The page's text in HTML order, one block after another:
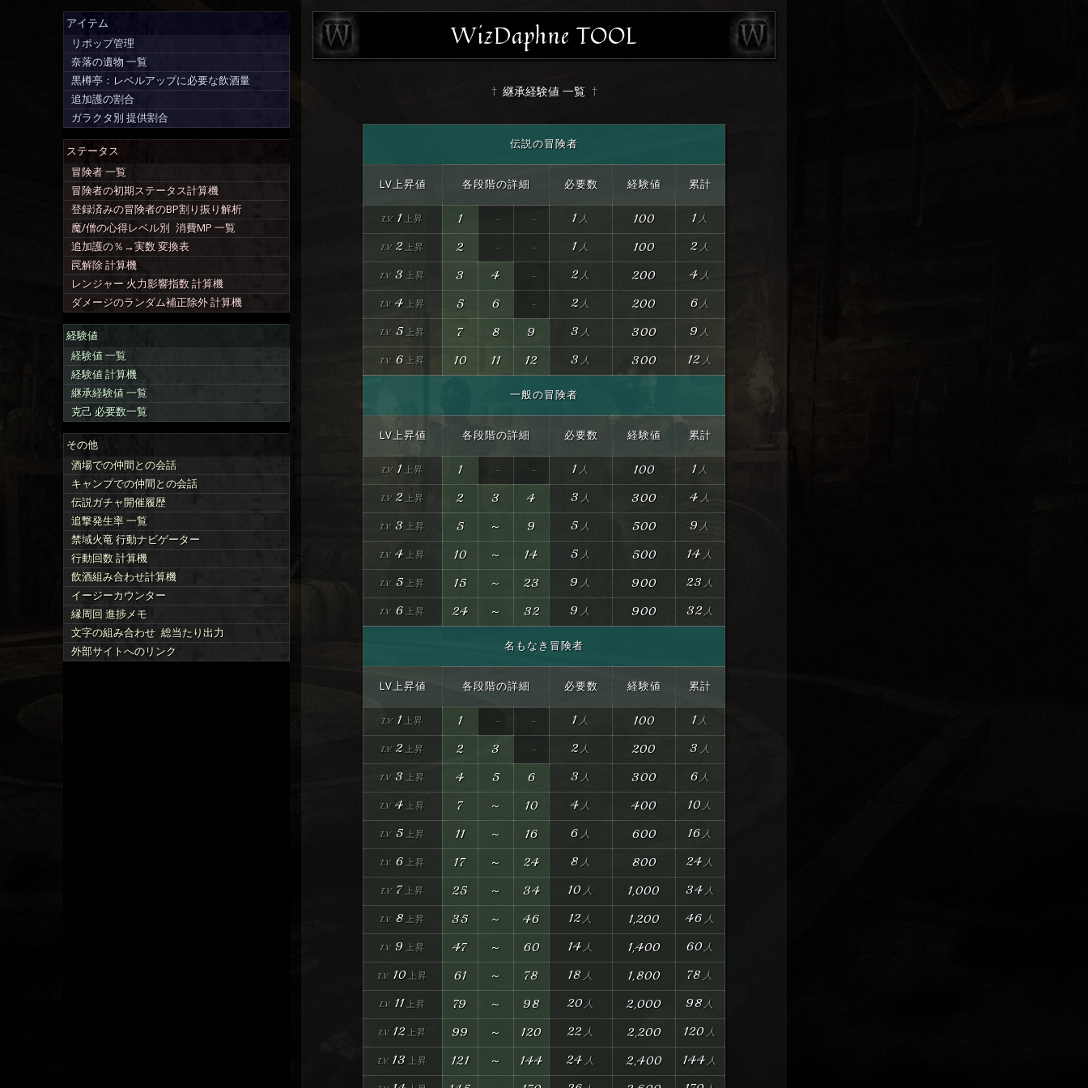
WizDaphne TOOL
アイテム
リポップ管理
奈落の遺物 一覧
黒樽亭 ：レベルアップに必要な飲酒量
追加護の割合
ガラクタ別提供割合
ステータス
冒険者 一覧
冒険者の初期ステータス計算機
登録済みの冒険者のBP割り振り解析
魔/僧の心得レベル別 消費MP 一覧
追加護の％→実数 変換表
罠解除 計算機
レンジャー 火力影響指数計算機
ダメージのランダム補正除外 計算機
経験値
経験値 一覧
経験値 計算機
継承経験値 一覧
克己 必要数一覧
その他
酒場での仲間との会話
キャンプでの仲間との会話
伝説ガチャ開催履歴
追撃発生率 一覧
禁域火竜 行動ナビゲーター
行動回数 計算機
飲酒組み合わせ計算機
イージーカウンター
縁周回 進捗メモ
文字の組み合わせ 総当たり出力
外部サイトへのリンク
継承経験値 一覧
伝説の冒険者
LV上昇値 各段階の詳細 必要数 経験値 累計
1 1 1 100 1
2 2 1 100 2
3 3 4 2 200 4
4 5 6 2 200 6
5 7 8 9 3 300 9
6 10 11 12 3 300 12
一般の冒険者
LV上昇値 各段階の詳細 必要数 経験値 累計
1 1 1 100 1
2 2 3 4 3 300 4
3 5 ～ 9 5 500 9
4 10 ～ 14 5 500 14
5 15 ～ 23 9 900 23
6 24 ～ 32 9 900 32
名もなき冒険者
LV上昇値 各段階の詳細 必要数 経験値 累計
1 1 1 100 1
2 2 3 2 200 3
3 4 5 6 3 300 6
4 7 ～ 10 4 400 10
5 11 ～ 16 6 600 16
6 17 ～ 24 8 800 24
7 25 ～ 34 10 1,000 34
8 35 ～ 46 12 1,200 46
9 47 ～ 60 14 1,400 60
10 61 ～ 78 18 1,800 78
11 79 ～ 98 20 2,000 98
12 99 ～ 120 22 2,200 120
13 121 ～ 144 24 2,400 144